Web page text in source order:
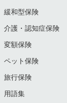
緩和型保険
介護・認知症保険
変額保険
ペット保険
旅行保険
用語集